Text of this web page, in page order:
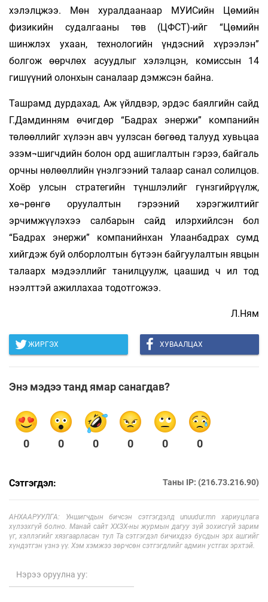
хэлэлцжээ. Мөн хуралдаанаар МУИСийн Цөмийн
физикийн судалгааны төв (ЦФСТ)-ийг “Цөмийн
шинжлэх ухаан, технологийн үндэсний хүрээлэн”
болгож өөрчлөх асуудлыг хэлэлцэн, комиссын 14
гишүүний олонхын саналаар дэмжсэн байна.
Ташрамд дурдахад, Аж үйлдвэр, эрдэс баялгийн сайд
Г.Дамдинням өчигдөр “Бадрах энержи” компанийн
төлөөллийг хүлээн авч уулзсан бөгөөд талууд хувьцаа
эзэм¬шигчдийн болон орд ашиглалтын гэрээ, байгаль
орчны нөлөөллийн үнэлгээний талаар санал солилцов.
Хоёр улсын стратегийн түншлэлийг гүнзгийрүүлж,
хө¬рөнгө оруулалтын гэрээний хэрэгжилтийг
эрчимжүүлэхээ салбарын сайд илэрхийлсэн бол
“Бадрах энержи” компанийнхан Улаанбадрах сумд
хийгдэж буй олборлолтын бүтээн байгуулалтын явцын
талаарх мэдээллийг танилцуулж, цаашид ч ил тод
нээлттэй ажиллахаа тодотгожээ.
Л.Ням
ЖИРГЭХ ХУВААЛЦАХ
Энэ мэдээ танд ямар санагдав?
0 0 0 0 0 0
Сэтгэгдэл: Таны IP: (216.73.216.90)
АНХААРУУЛГА: Уншигчдын бичсэн сэтгэгдэлд unuudur.mn хариуцлага
хүлээхгүй болно. Манай сайт ХХЗХ-ны журмын дагуу зүй зохисгүй зарим
үг, хэллэгийг хязгаарласан тул Та сэтгэгдэл бичихдээ бусдын эрх ашгийг
хүндэтгэн үзнэ үү. Хэм хэмжээ зөрчсөн сэтгэгдлийг админ устгах эрхтэй.